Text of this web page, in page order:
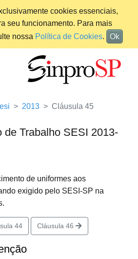
cookies essenciais,
seu funcionamento. Para mais
nossa Política de Cookies. Ok
2013 Cláusula 45
de Trabalho SESI 2013-
de uniformes aos
exigido pelo SESI-SP na
44 Cláusula 46